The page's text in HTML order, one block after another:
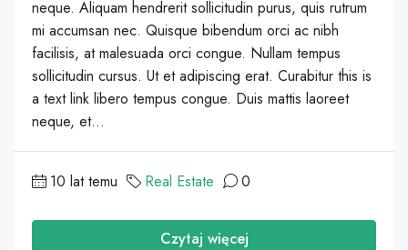
neque. Aliquam hendrerit sollicitudin purus, quis rutrum
mi accumsan nec. Quisque bibendum orci ac nibh
facilisis, at malesuada orci congue. Nullam tempus
sollicitudin cursus. Ut et adipiscing erat. Curabitur this is
a text link libero tempus congue. Duis mattis laoreet
neque, et...
10 lat temu Real Estate 0
Czytaj więcej